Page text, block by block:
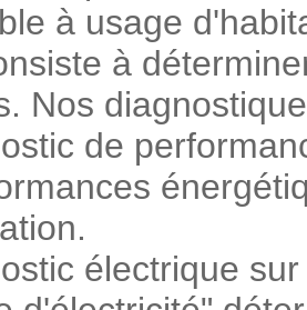
à usage
à
Nos
de
électrique